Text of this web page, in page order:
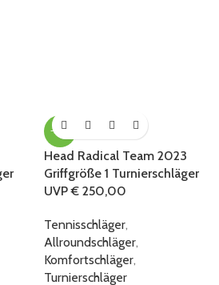
-37%
Head Radical Team 2023
Griffgröße 1 Turnierschläger
UVP € 250,00
Tennisschläger,
Allroundschläger,
Komfortschläger,
Turnierschläger